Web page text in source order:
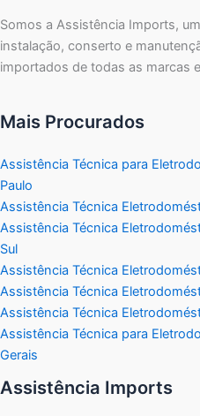
Somos a Assistência Imports,
instalação, conserto e
importados de todas as marcas
Mais Procurados
Assistência Técnica para
Paulo
Assistência Técnica
Assistência Técnica
Sul
Assistência Técnica
Assistência Técnica
Assistência Técnica
Assistência Técnica para
Gerais
Assistência Imports